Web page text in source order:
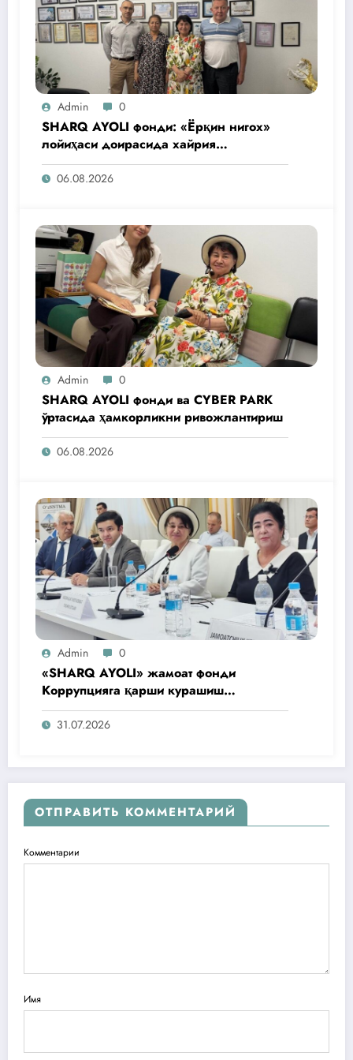
Admin 0
SHARQ AYOLI фонди: «Ёрқин нигох»
лойиҳаси доирасида хайрия
операциялари ўтказилади
06.08.2026
Admin 0
SHARQ AYOLI фонди ва CYBER PARK
ўртасида ҳамкорликни ривожлантириш
06.08.2026
Admin 0
«SHARQ AYOLI» жамоат фонди
Коррупцияга қарши курашиш
агентлигидаги жамоат эшитувида
ташаббусларини тақдим этди
31.07.2026
ОТПРАВИТЬ КОММЕНТАРИЙ
Комментарии
Имя